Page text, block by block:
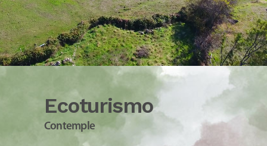
Ecoturismo
Contemple